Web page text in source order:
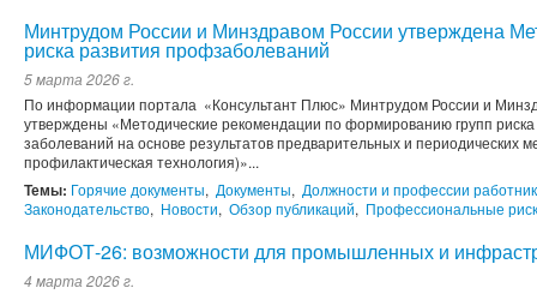
Минтрудом России и Минздравом России утверждена
риска развития профзаболеваний
5 марта 2026 г.
По информации портала «Консультант Плюс» Минтрудом России и
утверждены «Методические рекомендации по формированию групп
заболеваний на основе результатов предварительных и периодических
профилактическая технология)»...
Темы: Горячие документы, Документы, Должности и профессии
Законодательство, Новости, Обзор публикаций, Профессиональные
МИФОТ-26: возможности для промышленных и
4 марта 2026 г.